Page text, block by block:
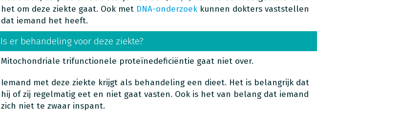
het om deze ziekte gaat. Ook met DNA-onderzoekkunnen dokters vaststellen
dat iemand het heeft.
Is er behandeling voor deze ziekte?
Mitochondriale trifunctionele proteïnedeficiëntie gaat niet over.
Iemand met deze ziekte krijgt als behandeling een dieet. Het is belangrijk dat
hij of zij regelmatig eet en niet gaat vasten. Ook is het van belang dat iemand
zich niet te zwaar inspant.